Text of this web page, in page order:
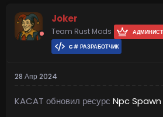
Joker
Team Rust Mods
C# РАЗРАБОТЧИК
28 Апр 2024
KACAT обновил ресурс Npc Spawn